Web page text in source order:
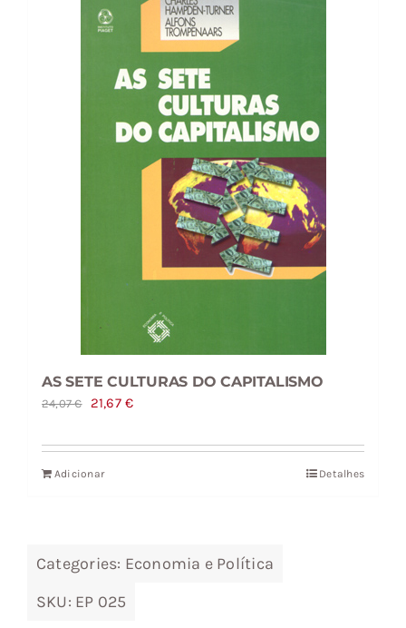
AS SETE CULTURAS DO CAPITALISMO
24,07€
O
original
era:
21,67€O
atual
Adicionar Detalhes
Categories: Economia e Política
SKU: EP 025